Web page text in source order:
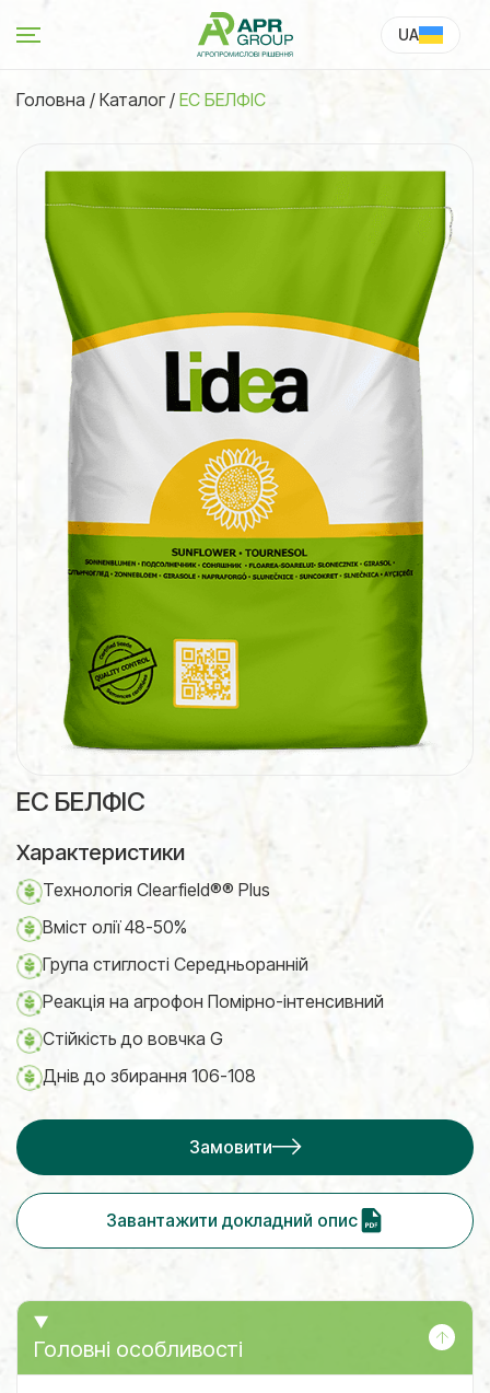
UA
Головна / Каталог/ ЕС БЕЛФІС
ЕС БЕЛФІС
Характеристики
Технологія Clearfield®® Plus
Вміст олії 48-50%
Група стиглості Середньоранній
Реакція на агрофон Помірно-інтенсивний
Стійкість до вовчка G
Днів до збирання 106-108
Замовити
Завантажити докладний опис
Головні особливості